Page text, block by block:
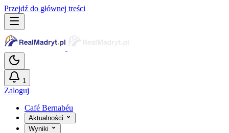
Przejdź do głównej treści
1
Zaloguj
Café Bernabéu
Aktualności
Wyniki